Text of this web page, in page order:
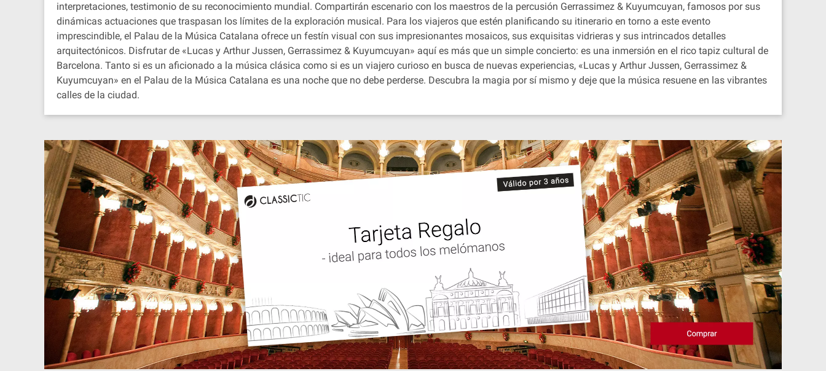
interpretaciones, testimonio de su reconocimiento mundial. Compartirán escenario con los maestros de la percusión Gerrassimez & Kuyumcuyan, famosos por sus
dinámicas actuaciones que traspasan los límites de la exploración musical. Para los viajeros que estén planificando su itinerario en torno a este evento
imprescindible, el Palau de la Música Catalana ofrece un festín visual con sus impresionantes mosaicos, sus exquisitas vidrieras y sus intrincados detalles
arquitectónicos. Disfrutar de «Lucas y Arthur Jussen, Gerrassimez & Kuyumcuyan» aquí es más que un simple concierto: es una inmersión en el rico tapiz cultural de
Barcelona. Tanto si es un aficionado a la música clásica como si es un viajero curioso en busca de nuevas experiencias, «Lucas y Arthur Jussen, Gerrassimez &
Kuyumcuyan» en el Palau de la Música Catalana es una noche que no debe perderse. Descubra la magia por sí mismo y deje que la música resuene en las vibrantes
calles de la ciudad.